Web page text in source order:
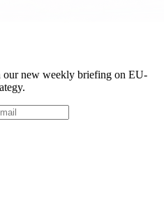
our new weekly briefing on EU-